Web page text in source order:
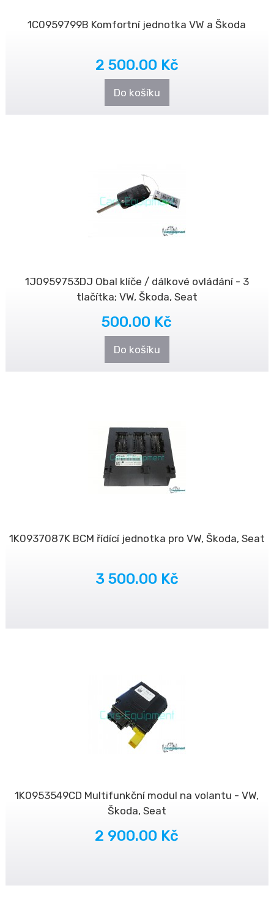
1C0959799B Komfortní jednotka VW a Škoda
2 500.00 Kč
Do košíku
1J0959753DJ Obal klíče / dálkové ovládání - 3
tlačítka; VW, Škoda, Seat
500.00 Kč
Do košíku
1K0937087K BCM řídící jednotka pro VW, Škoda, Seat
3 500.00 Kč
1K0953549CD Multifunkční modul na volantu - VW,
Škoda, Seat
2 900.00 Kč